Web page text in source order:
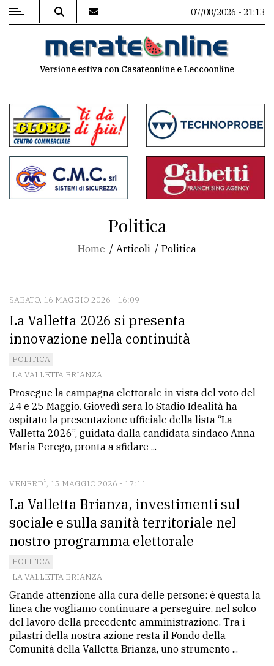
MENU
commenti
Contenuti
del
sito
CONTATTI
La
redazione
Scrivici
Per
la
tua
pubblicità
CERCA
Cerca
per
comune
Ricerca
avanzata
LE
ALTRE
TESTATE
07/08/2026 - 21:13
Versione estiva con Casateonline e Leccoonline
Politica
Home Articoli Politica
SABATO, 16 MAGGIO 2026 - 16:09
La Valletta 2026 si presenta
innovazione nella continuità
POLITICA
LA VALLETTA BRIANZA
Prosegue la campagna elettorale in vista del voto del
24 e 25 Maggio. Giovedì sera lo Stadio Idealità ha
ospitato la presentazione ufficiale della lista “La
Valletta 2026”, guidata dalla candidata sindaco Anna
Maria Perego, pronta a sfidare ...
VENERDÌ, 15 MAGGIO 2026 - 17:11
La Valletta Brianza, investimenti sul
sociale e sulla sanità territoriale nel
nostro programma elettorale
POLITICA
LA VALLETTA BRIANZA
Grande attenzione alla cura delle persone: è questa la
linea che vogliamo continuare a perseguire, nel solco
del lavoro della precedente amministrazione. Tra i
pilastri della nostra azione resta il Fondo della
Comunità della Valletta Brianza, uno strumento ...